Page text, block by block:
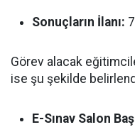
Sonuçların İlanı:
Görev alacak
ise şu şekilde
E-Sınav Salon